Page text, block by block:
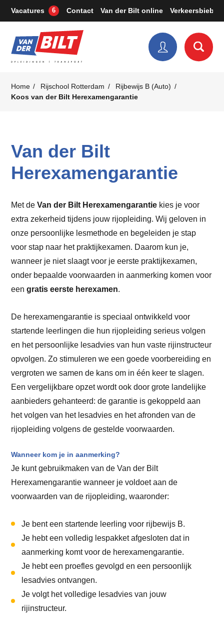
Vacatures 6 Contact Van der Bilt online Verkeersbieb
Home Rijschool Rotterdam
Rijbewijs B (Auto)
Koos van der Bilt Herexamengarantie
Van der Bilt
Herexamengarantie
Met de Van der Bilt Herexamengarantiekies je voor
extra zekerheid tijdens jouw rijopleiding. Wij geloven in
onze persoonlijke lesmethode en begeleiden je stap
voor stap naar het praktijkexamen. Daarom kun je,
wanneer je niet slaagt voor je eerste praktijkexamen,
onder bepaalde voorwaarden in aanmerking komen voor
een gratis eerste herexamen.
De herexamengarantie is speciaal ontwikkeld voor
startende leerlingen die hun rijopleiding serieus volgen
en het persoonlijke lesadvies van hun vaste rijinstructeur
opvolgen. Zo stimuleren we een goede voorbereiding en
vergroten we samen de kans om in één keer te slagen.
Een vergelijkbare opzet wordt ook door grote landelijke
aanbieders gehanteerd: de garantie is gekoppeld aan
het volgen van het lesadvies en het afronden van de
rijopleiding volgens de gestelde voorwaarden.
Wanneer kom je in aanmerking?
Je kunt gebruikmaken van de Van der Bilt
Herexamengarantie wanneer je voldoet aan de
voorwaarden van de rijopleiding, waaronder:
Je bent een startende leerling voor rijbewijs B.
Je hebt een volledig lespakket afgesloten dat in
aanmerking komt voor de herexamengarantie.
Je hebt een proefles gevolgd en een persoonlijk
lesadvies ontvangen.
Je volgt het volledige lesadvies van jouw
rijinstructeur.